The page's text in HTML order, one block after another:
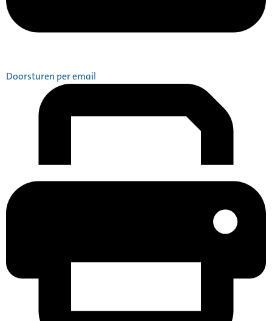
Doorsturen per email